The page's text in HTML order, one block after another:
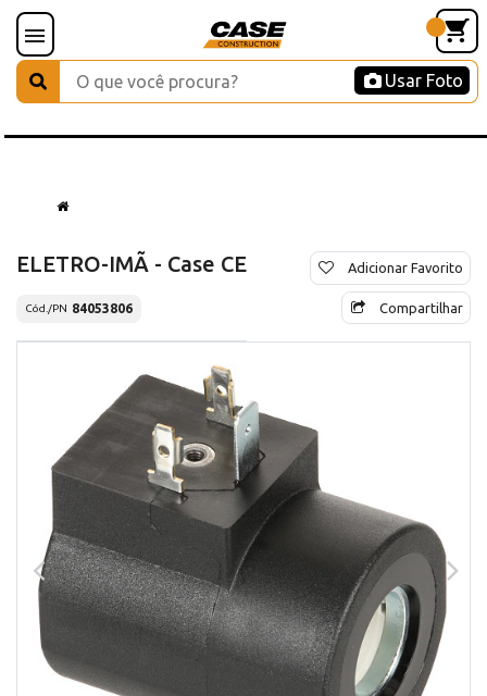
Usar Foto
ELETRO-IMÃ - Case CE
Cód./PN 84053806
Adicionar Favorito
Compartilhar